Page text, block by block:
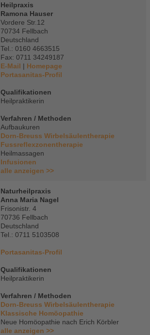
Heilpraxis
Ramona Hauser
Vordere Str.12
70734 Fellbach
Deutschland
Tel.: 0160 4663515
Fax: 0711 34249187
E-Mail | Homepage
Portasanitas-Profil
Qualifikationen
Heilpraktikerin
Verfahren / Methoden
Aufbaukuren
Dorn-Breuss Wirbelsäulentherapie
Fussreflexzonentherapie
Heilmassagen
Infusionen
alle anzeigen >>
Naturheilpraxis
Anna Maria Nagel
Frisonistr. 4
70736 Fellbach
Deutschland
Tel.: 0711 5103508
Portasanitas-Profil
Qualifikationen
Heilpraktikerin
Verfahren / Methoden
Dorn-Breuss Wirbelsäulentherapie
Klassische Homöopathie
Neue Homöopathie nach Erich Körbler
alle anzeigen >>